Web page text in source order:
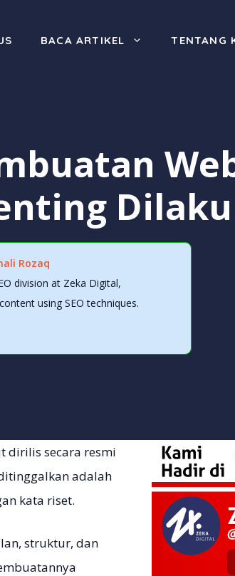
BACA ARTIKEL TENTANG
Rozaq
division at Zeka Digital,
using SEO techniques.
dirilis secara resmi
adalah
kata riset.
struktur, dan